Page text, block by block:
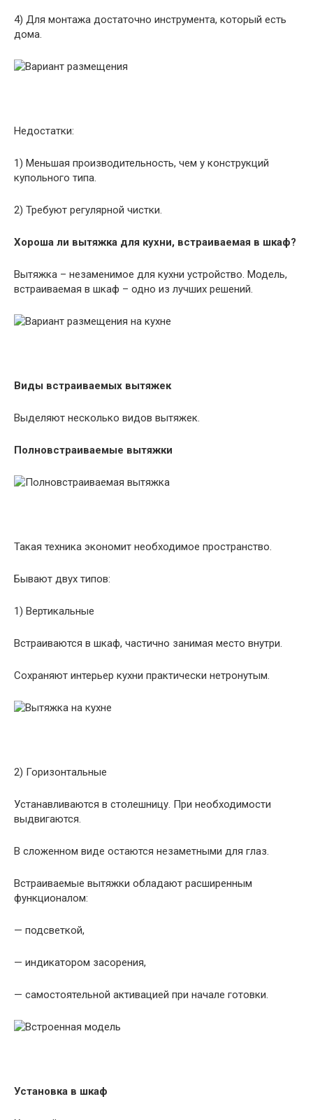
4) Для монтажа достаточно инструмента, который есть
дома.
Недостатки:
1) Меньшая производительность, чем у конструкций
купольного типа.
2) Требуют регулярной чистки.
Хороша ли вытяжка для кухни, встраиваемая в шкаф?
Вытяжка – незаменимое для кухни устройство. Модель,
встраиваемая в шкаф – одно из лучших решений.
Виды встраиваемых вытяжек
Выделяют несколько видов вытяжек.
Полновстраиваемые вытяжки
Такая техника экономит необходимое пространство.
Бывают двух типов:
1) Вертикальные
Встраиваются в шкаф, частично занимая место внутри.
Сохраняют интерьер кухни практически нетронутым.
2) Горизонтальные
Устанавливаются в столешницу. При необходимости
выдвигаются.
В сложенном виде остаются незаметными для глаз.
Встраиваемые вытяжки обладают расширенным
функционалом:
— подсветкой,
— индикатором засорения,
— самостоятельной активацией при начале готовки.
Установка в шкаф